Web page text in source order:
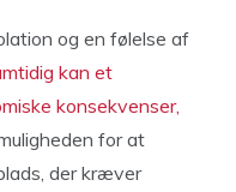
og en følelse af
kan et
konsekvenser,
for at
der kræver